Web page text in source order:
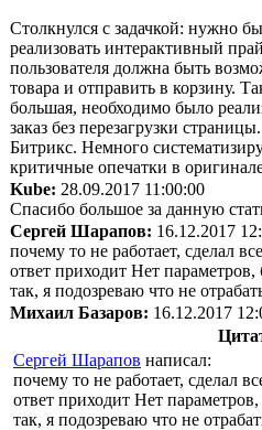
Столкнулся с задачкой: нужно
реализовать интерактивный
пользователя должна быть
товара и отправить в корзину.
большая, необходимо было
заказ без перезагрузки
Битрикс. Немного
критичные опечатки в
Kube: 28.09.2017 11:00:00
Спасибо большое за данную
Сергей Шарапов: 16.12.2017
почему то не работает, сделал
ответ приходит Нет параметров,
так, я подозреваю что не
Михаил Базаров: 16.12.2017
Сергей Шарапов написал:
почему то не работает, сделал
ответ приходит Нет
так, я подозреваю что не